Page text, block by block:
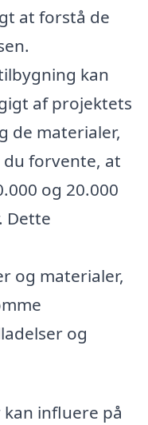
at forstå de
kan
af projektets
de materialer,
forvente, at
og 20.000
Dette
og materialer,
og
influere på